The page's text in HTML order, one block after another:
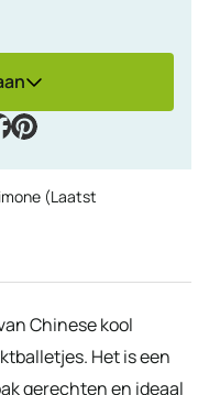
facebook
pinterest
(Laatst
Chinese kool
Het is een
gerechten en ideaal